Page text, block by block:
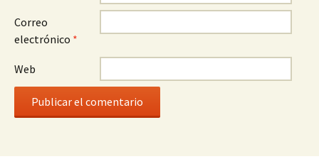
Correo
electrónico *
Web